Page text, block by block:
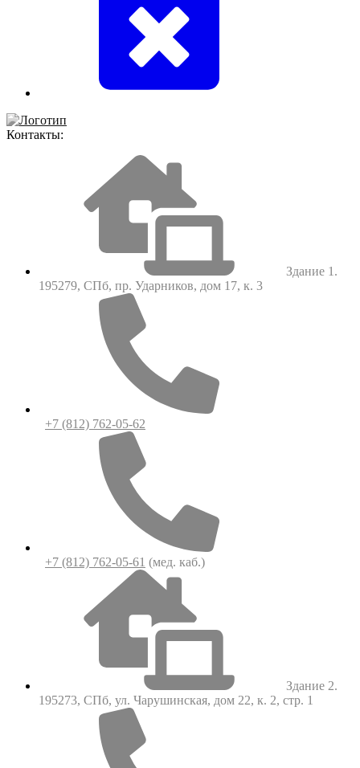
Контакты:
Здание 1.
195279, СПб, пр. Ударников, дом 17, к. 3
+7 (812) 762-05-62
+7 (812) 762-05-61 (мед. каб.)
Здание 2.
195273, СПб, ул. Чарушинская, дом 22, к. 2, стр. 1